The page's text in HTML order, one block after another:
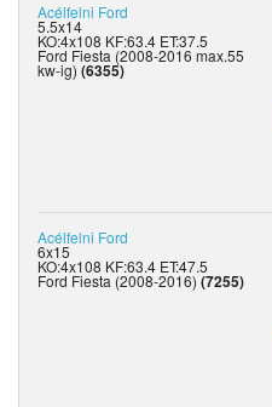
Acélfelni Ford
5.5x14
KO:4x108 KF:63.4 ET:37.5
Ford Fiesta (2008-2016 max.55
kw-ig) (6355)
Acélfelni Ford
6x15
KO:4x108 KF:63.4 ET:47.5
Ford Fiesta (2008-2016) (7255)